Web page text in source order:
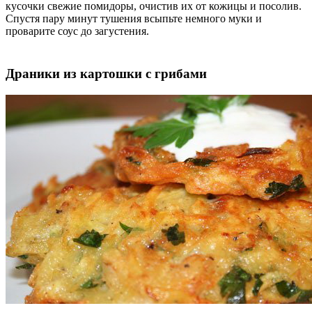
кусочки свежие помидоры, очистив их от кожицы и посолив.
Спустя пару минут тушения всыпьте немного муки и
проварите соус до загустения.
Драники из картошки с грибами